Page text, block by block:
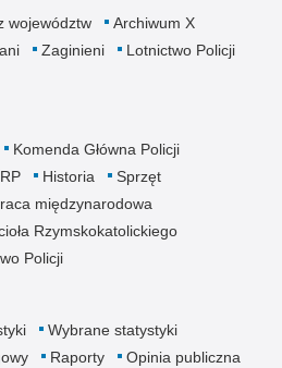
województw
Archiwum X
Zaginieni
Lotnictwo Policji
Komenda Główna Policji
Historia
Sprzęt
międzynarodowa
Rzymskokatolickiego
Policji
Wybrane statystyki
Raporty Opinia publiczna